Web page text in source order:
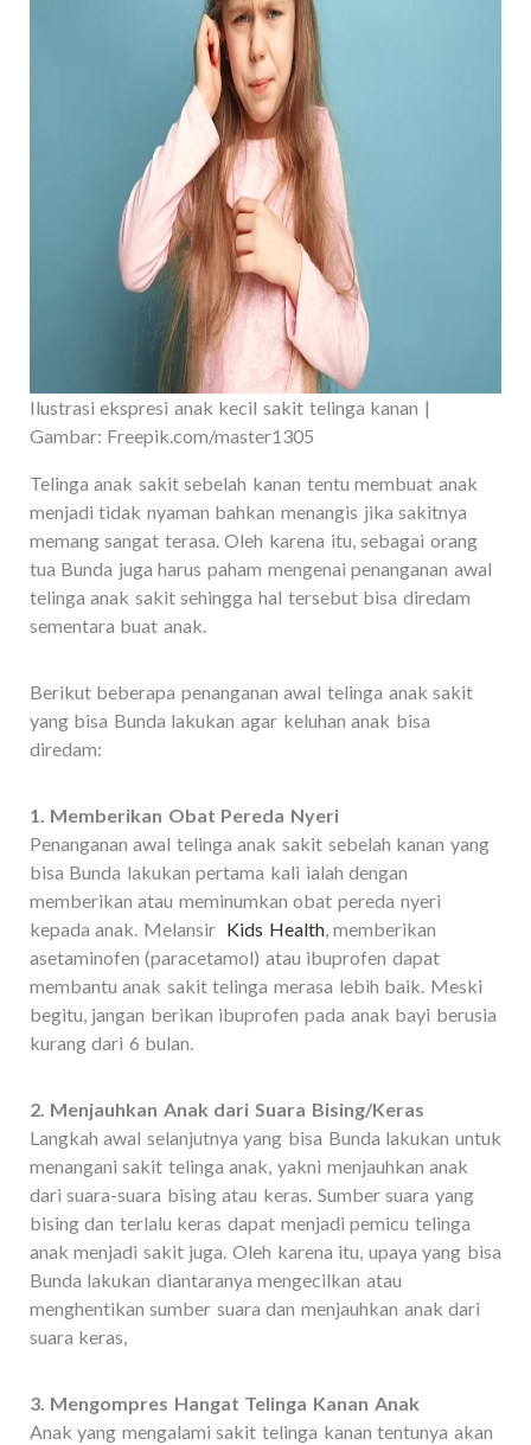
Ilustrasi ekspresi anak kecil sakit telinga kanan |
Gambar: Freepik.com/master1305
Telinga anak sakit sebelah kanan tentu membuat anak
menjadi tidak nyaman bahkan menangis jika sakitnya
memang sangat terasa. Oleh karena itu, sebagai orang
tua Bunda juga harus paham mengenai penanganan awal
telinga anak sakit sehingga hal tersebut bisa diredam
sementara buat anak.
Berikut beberapa penanganan awal telinga anak sakit
yang bisa Bunda lakukan agar keluhan anak bisa
diredam:
1. Memberikan Obat Pereda Nyeri
Penanganan awal telinga anak sakit sebelah kanan yang
bisa Bunda lakukan pertama kali ialah dengan
memberikan atau meminumkan obat pereda nyeri
kepada anak. Melansir Kids Health, memberikan
asetaminofen (paracetamol) atau ibuprofen dapat
membantu anak sakit telinga merasa lebih baik. Meski
begitu, jangan berikan ibuprofen pada anak bayi berusia
kurang dari 6 bulan.
2. Menjauhkan Anak dari Suara Bising/Keras
Langkah awal selanjutnya yang bisa Bunda lakukan untuk
menangani sakit telinga anak, yakni menjauhkan anak
dari suara-suara bising atau keras. Sumber suara yang
bising dan terlalu keras dapat menjadi pemicu telinga
anak menjadi sakit juga. Oleh karena itu, upaya yang bisa
Bunda lakukan diantaranya mengecilkan atau
menghentikan sumber suara dan menjauhkan anak dari
suara keras,
3. Mengompres Hangat Telinga Kanan Anak
Anak yang mengalami sakit telinga kanan tentunya akan